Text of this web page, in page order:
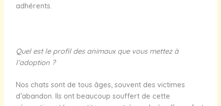
adhérents.
Quel est le profil des animaux que vous mettez à
l’adoption ?
Nos chats sont de tous âges, souvent des victimes
d’abandon. Ils ont beaucoup souffert de cette